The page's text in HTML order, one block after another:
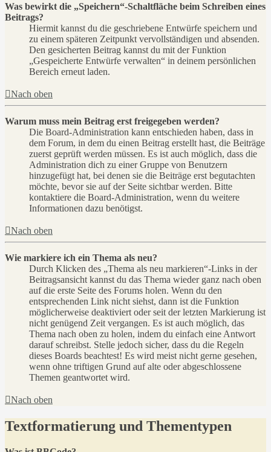
Was bewirkt die „Speichern“-Schaltfläche beim Schreiben eines
Beitrags?
Hiermit kannst du die geschriebene Entwürfe speichern und
zu einem späteren Zeitpunkt vervollständigen und absenden.
Den gesicherten Beitrag kannst du mit der Funktion
„Gespeicherte Entwürfe verwalten“ in deinem persönlichen
Bereich erneut laden.
Nach oben
Warum muss mein Beitrag erst freigegeben werden?
Die Board-Administration kann entschieden haben, dass in
dem Forum, in dem du einen Beitrag erstellt hast, die Beiträge
zuerst geprüft werden müssen. Es ist auch möglich, dass die
Administration dich zu einer Gruppe von Benutzern
hinzugefügt hat, bei denen sie die Beiträge erst begutachten
möchte, bevor sie auf der Seite sichtbar werden. Bitte
kontaktiere die Board-Administration, wenn du weitere
Informationen dazu benötigst.
Nach oben
Wie markiere ich ein Thema als neu?
Durch Klicken des „Thema als neu markieren“-Links in der
Beitragsansicht kannst du das Thema wieder ganz nach oben
auf die erste Seite des Forums holen. Wenn du den
entsprechenden Link nicht siehst, dann ist die Funktion
möglicherweise deaktiviert oder seit der letzten Markierung ist
nicht genügend Zeit vergangen. Es ist auch möglich, das
Thema nach oben zu holen, indem du einfach eine Antwort
darauf schreibst. Stelle jedoch sicher, dass du die Regeln
dieses Boards beachtest! Es wird meist nicht gerne gesehen,
wenn ohne triftigen Grund auf alte oder abgeschlossene
Themen geantwortet wird.
Nach oben
Textformatierung und Thementypen